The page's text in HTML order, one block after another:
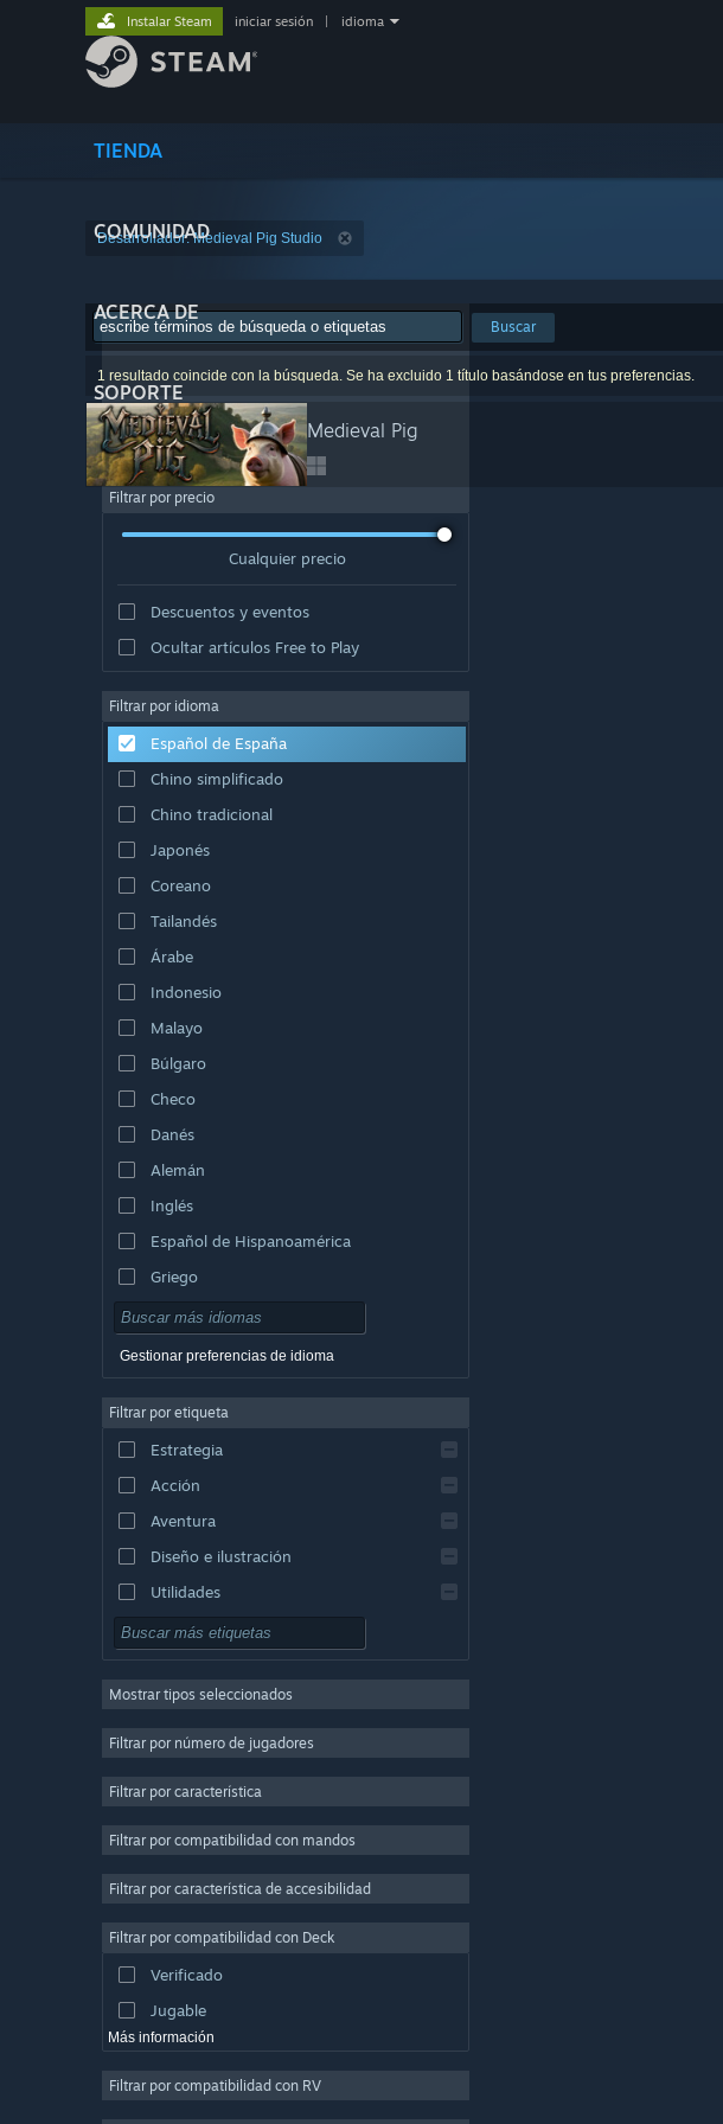
TIENDA
COMUNIDAD
ACERCA DE
SOPORTE
Instalar Steam iniciar sesión idioma
Desarrollador: Medieval Pig Studio
Buscar
1 resultado coincide con la búsqueda. Se ha excluido 1 título basándose en tus preferencias.
Medieval Pig
Filtrar por precio
Cualquier precio
Descuentos y eventos
Ocultar artículos Free to Play
Filtrar por idioma
Español de España
Chino simplificado
Chino tradicional
Japonés
Coreano
Tailandés
Árabe
Indonesio
Malayo
Búlgaro
Checo
Danés
Alemán
Inglés
Español de Hispanoamérica
Griego
Gestionar preferencias de idioma
Filtrar por etiqueta
Estrategia
Acción
Aventura
Diseño e ilustración
Utilidades
Free to Play
Multijugador masivo
Casuales
Simulación
Producción de vídeo
Edición fotográfica
Mostrar tipos seleccionados
Filtrar por número de jugadores
Filtrar por característica
Filtrar por compatibilidad con mandos
Filtrar por característica de accesibilidad
Filtrar por compatibilidad con Deck
Verificado
Jugable
Más información
Filtrar por compatibilidad con RV